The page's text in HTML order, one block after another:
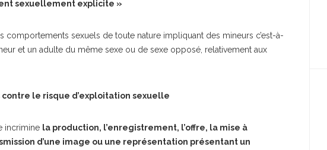
sexuellement explicite »
comportements sexuels de toute nature impliquant des mineurs c’est-à-
et un adulte du même sexe ou de sexe opposé, relativement aux
le risque d’exploitation sexuelle
incrimine la production, l’enregistrement, l’offre, la mise à
d’une image ou une représentation présentant un